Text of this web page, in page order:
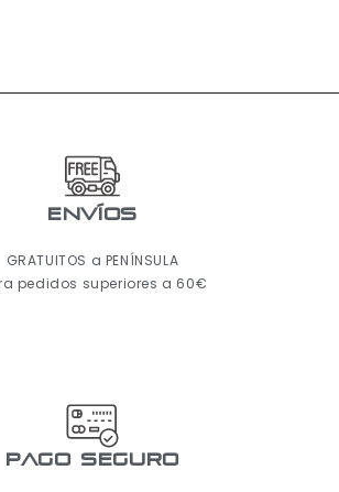
ENVÍOS
GRATUITOS a PENÍNSULA
pedidos superiores a 60€
pago seguro